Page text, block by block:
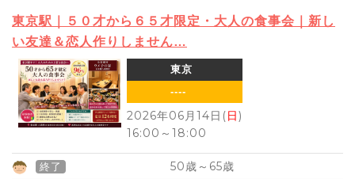
東京駅｜５０才から６５才限定・大人の食事会｜新し
い友達＆恋人作りしません…
東京
----
2026年06月14日(日)
16:00 ～ 18:00
終了 50歳～ 65歳